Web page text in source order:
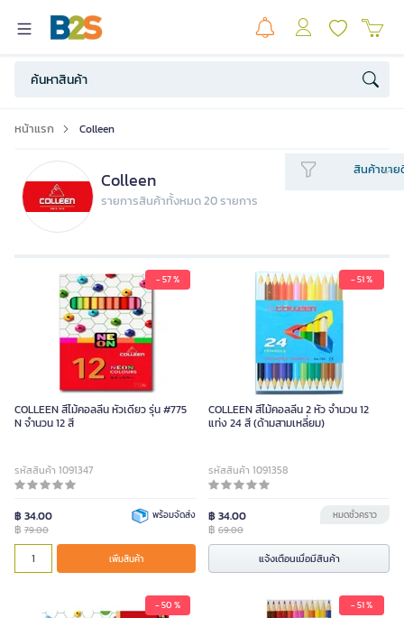
หน้าแรก Colleen
Colleen
รายการสินค้าทั้งหมด 20 รายการ
สินค้าขาย
- 57 %
COLLEEN สีไม้คอลลีน หัวเดียว รุ่น #775
N จำนวน 12 สี
รหัสสินค้า 1091347
฿ 34.00
฿ 79.00
พร้อมจัดส่ง
เพิ่มสินค้า
- 51 %
COLLEEN สีไม้คอลลีน 2 หัว จำนวน 12
แท่ง 24 สี (ด้ามสามเหลี่ยม)
รหัสสินค้า 1091358
฿ 34.00
฿ 69.00
หมดชั่วคราว
แจ้งเตือนเมื่อมีสินค้า
- 50 % - 51 %